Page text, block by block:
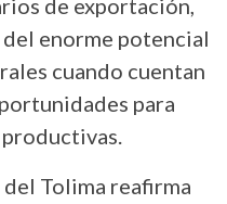
de exportación,
enorme potencial
cuando cuentan
para
Tolima reafirma